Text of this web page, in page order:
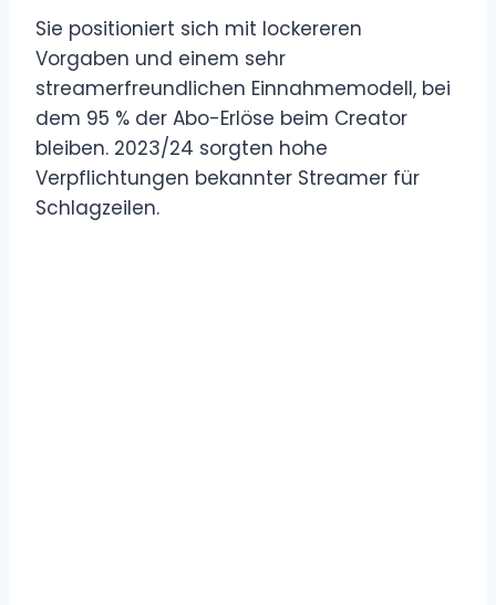
Sie positioniert sich mit lockereren
Vorgaben und einem sehr
streamerfreundlichen Einnahmemodell, bei
dem 95 % der Abo-Erlöse beim Creator
bleiben. 2023/24 sorgten hohe
Verpflichtungen bekannter Streamer für
Schlagzeilen.